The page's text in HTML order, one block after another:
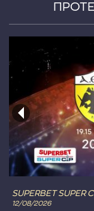
SUPERBET
12/08/2026